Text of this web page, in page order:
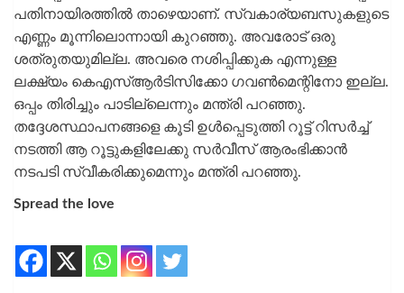
പതിനായിരത്തില്‍ താഴെയാണ്. സ്വകാര്യബസുകളുടെ
എണ്ണം മൂന്നിലൊന്നായി കുറഞ്ഞു. അവരോട് ഒരു
ശത്രുതയുമില്ല. അവരെ നശിപ്പിക്കുക എന്നുള്ള
ലക്ഷ്യം കെഎസ്ആര്‍ടിസിക്കോ ഗവണ്‍മെന്റിനോ ഇല്ല.
ഒപ്പം തിരിച്ചും പാടില്ലെന്നും മന്ത്രി പറഞ്ഞു.
തദ്ദേശസ്ഥാപനങ്ങളെ കൂടി ഉള്‍പ്പെടുത്തി റൂട്ട് റിസര്‍ച്ച്
നടത്തി ആ റൂട്ടുകളിലേക്കു സര്‍വീസ് ആരംഭിക്കാന്‍
നടപടി സ്വീകരിക്കുമെന്നും മന്ത്രി പറഞ്ഞു.
Spread the love